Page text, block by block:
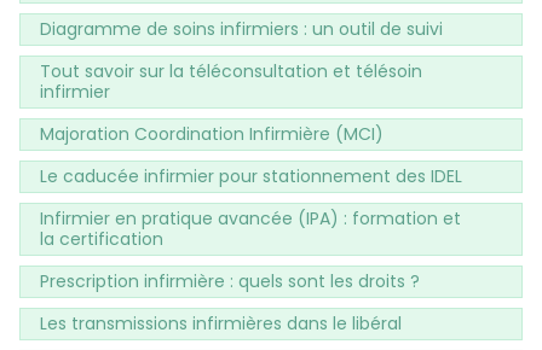
Diagramme de soins infirmiers : un outil de suivi
Tout savoir sur la téléconsultation et télésoin
infirmier
Majoration Coordination Infirmière (MCI)
Le caducée infirmier pour stationnement des IDEL
Infirmier en pratique avancée (IPA) : formation et
la certification
Prescription infirmière : quels sont les droits ?
Les transmissions infirmières dans le libéral